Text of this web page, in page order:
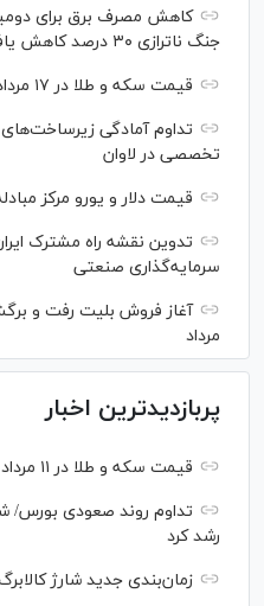
کاهش مصرف برق برای
جنگ ناترازی ۳۰ درصد کاهش یافت
قیمت سکه و طلا در ۱۷ مرداد ۱۴۰۵
تداوم آمادگی
تخصصی در لاوان
قیمت دلار و یورو مرکز مبادله ایران؛
تدوین نقشه راه مشترک
سرمایه‌گذاری صنعتی
مرداد
پربازدیدترین اخبار
قیمت سکه و طلا در ۱۱ مرداد ۱۴۰۵
رشد کرد
زمان‌بندی جدید شارژ